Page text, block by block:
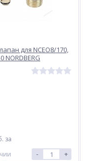
для NCEO8/170,
NORDBERG
за
- +